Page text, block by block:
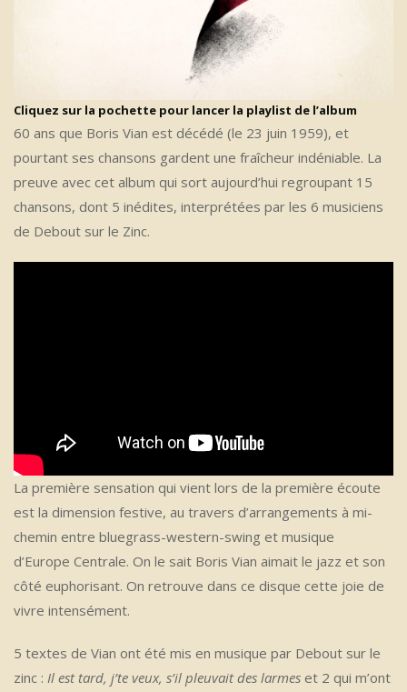
Cliquez sur la pochette pour lancer la playlist de l’album
60 ans que Boris Vian est décédé (le 23 juin 1959), et
pourtant ses chansons gardent une fraîcheur indéniable. La
preuve avec cet album qui sort aujourd’hui regroupant 15
chansons, dont 5 inédites, interprétées par les 6 musiciens
de Debout sur le Zinc.
La première sensation qui vient lors de la première écoute
est la dimension festive, au travers d’arrangements à mi-
chemin entre bluegrass-western-swing et musique
d’Europe Centrale. On le sait Boris Vian aimait le jazz et son
côté euphorisant. On retrouve dans ce disque cette joie de
vivre intensément.
5 textes de Vian ont été mis en musique par Debout sur le
zinc : Il est tard, j’te veux, s’il pleuvait des larmes et 2 qui m’ont